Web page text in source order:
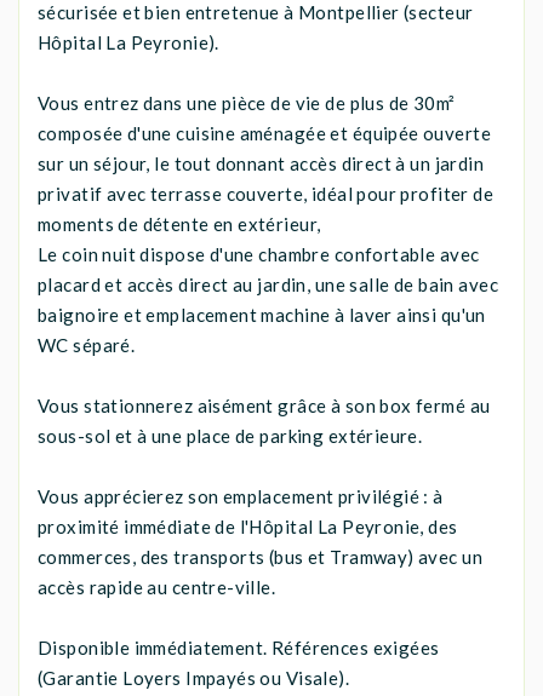
sécurisée et bien entretenue à Montpellier (secteur
Hôpital La Peyronie).
Vous entrez dans une pièce de vie de plus de 30m²
composée d'une cuisine aménagée et équipée ouverte
sur un séjour, le tout donnant accès direct à un jardin
privatif avec terrasse couverte, idéal pour profiter de
moments de détente en extérieur,
Le coin nuit dispose d'une chambre confortable avec
placard et accès direct au jardin, une salle de bain avec
baignoire et emplacement machine à laver ainsi qu'un
WC séparé.
Vous stationnerez aisément grâce à son box fermé au
sous-sol et à une place de parking extérieure.
Vous apprécierez son emplacement privilégié : à
proximité immédiate de l'Hôpital La Peyronie, des
commerces, des transports (bus et Tramway) avec un
accès rapide au centre-ville.
Disponible immédiatement. Références exigées
(Garantie Loyers Impayés ou Visale).